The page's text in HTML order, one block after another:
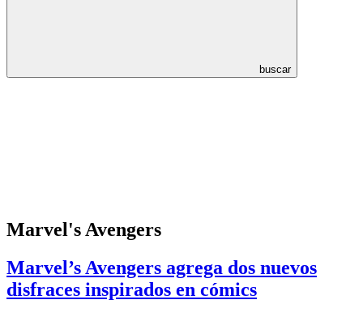
buscar
Marvel's Avengers
Marvel’s Avengers agrega dos nuevos
disfraces inspirados en cómics